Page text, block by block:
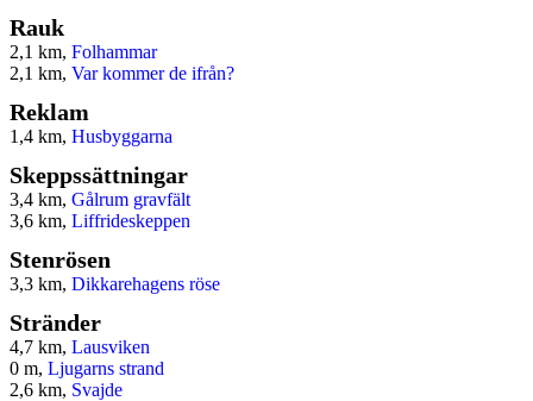
Rauk
2,1 km, Folhammar
2,1 km, Var kommer de ifrån?
Reklam
1,4 km, Husbyggarna
Skeppssättningar
3,4 km, Gålrum gravfält
3,6 km, Liffrideskeppen
Stenrösen
3,3 km, Dikkarehagens röse
Stränder
4,7 km, Lausviken
0 m, Ljugarns strand
2,6 km, Svajde